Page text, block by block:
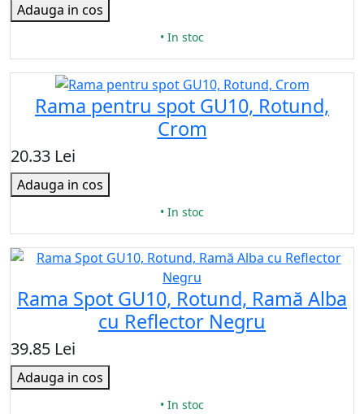
Adauga in cos
• In stoc
Rama pentru spot GU10, Rotund,
Crom
20.33 Lei
Adauga in cos
• In stoc
Rama Spot GU10, Rotund, Ramă Alba
cu Reflector Negru
39.85 Lei
Adauga in cos
• In stoc